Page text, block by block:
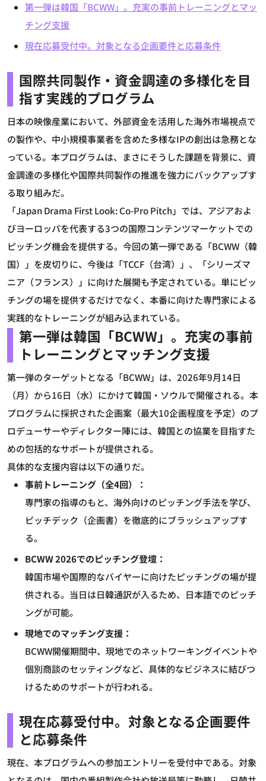
第一弾は韓国「BCWW」。充実の事前トレーニングとマッ
チング支援
現在応募受付中。対象となる企画要件と応募条件
国際共同製作・資金調達の多様化を目
指す実践的プログラム
日本の映像産業において、外部資金を活用した海外市場視点で
の製作や、中小規模事業者を含めた多様なIPの創出は急務とな
っている。本プログラムは、まさにそうした課題を背景に、資
金調達の多様化や国際共同製作の推進を強力にバックアップす
る取り組みだ。
「Japan Drama First Look: Co-Pro Pitch」では、アジアおよ
びヨーロッパを代表する3つの国際コンテンツマーケットでの
ピッチング機会を提供する。今回の第一弾である「BCWW（韓
国）」を皮切りに、今後は「TCCF（台湾）」、「シリーズマ
ニア（フランス）」に向けた展開も予定されている。単にピッ
チングの場を提供するだけでなく、本番に向けた専門家による
実践的なトレーニングが組み込まれている。
第一弾は韓国「BCWW」。充実の事前
トレーニングとマッチング支援
第一弾のターゲットとなる「BCWW」は、2026年9月14日
（月）から16日（水）にかけて韓国・ソウルで開催される。本
プログラムに採択された企画案（最大10企画程度を予定）のプ
ロデューサーやディレクター陣には、韓国との協業を目指すた
めの包括的なサポートが提供される。
具体的な支援内容は以下の通りだ。
事前トレーニング（全4回）：
専門家の指導のもと、海外向けのピッチング手法を学び、
ピッチデック（企画書）を徹底的にブラッシュアップす
る。
BCWW 2026でのピッチング登壇：
韓国市場や国際的なバイヤーに向けたピッチングの場が提
供される。当日は日韓通訳が入るため、日本語でのピッチ
ングが可能。
現地でのマッチング支援：
BCWW開催期間中、現地でのネットワーキングイベントや
個別商談のセッティングなど、具体的なビジネスに結びつ
けるためのサポートが行われる。
現在応募受付中。対象となる企画要件
と応募条件
現在、本プログラムへの参加エントリーを受付中である。対象